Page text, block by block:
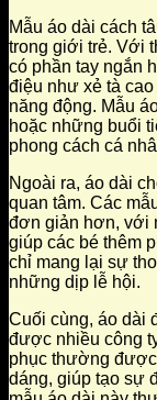
Mẫu áo dài cách
trong giới trẻ. Với
có phần tay ngắn
điệu như xẻ tà
năng động. Mẫu
hoặc những buổi
phong cách cá
Ngoài ra, áo dài
quan tâm. Các
đơn giản hơn, với
giúp các bé thêm
chỉ mang lại sự
những dịp lễ hội.
Cuối cùng, áo dài
được nhiều công
phục thường được
dáng, giúp tạo sự